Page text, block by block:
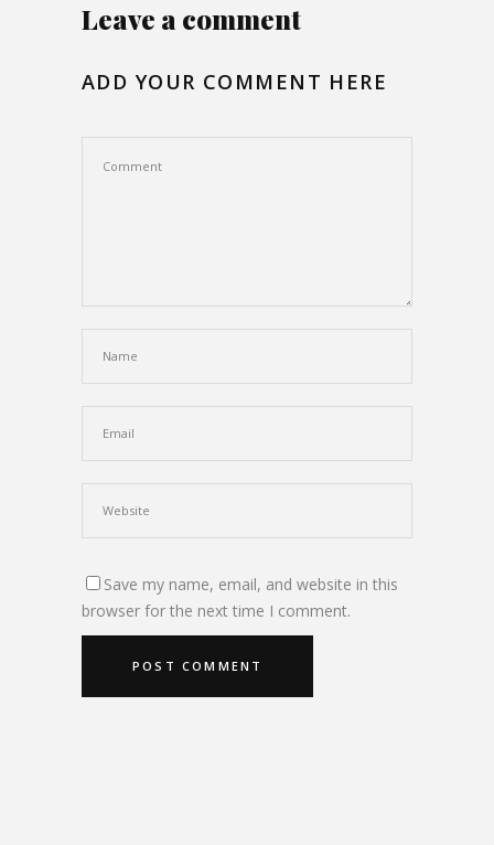
Leave a comment
ADD YOUR COMMENT HERE
Save my name, email, and website in this
browser for the next time I comment.